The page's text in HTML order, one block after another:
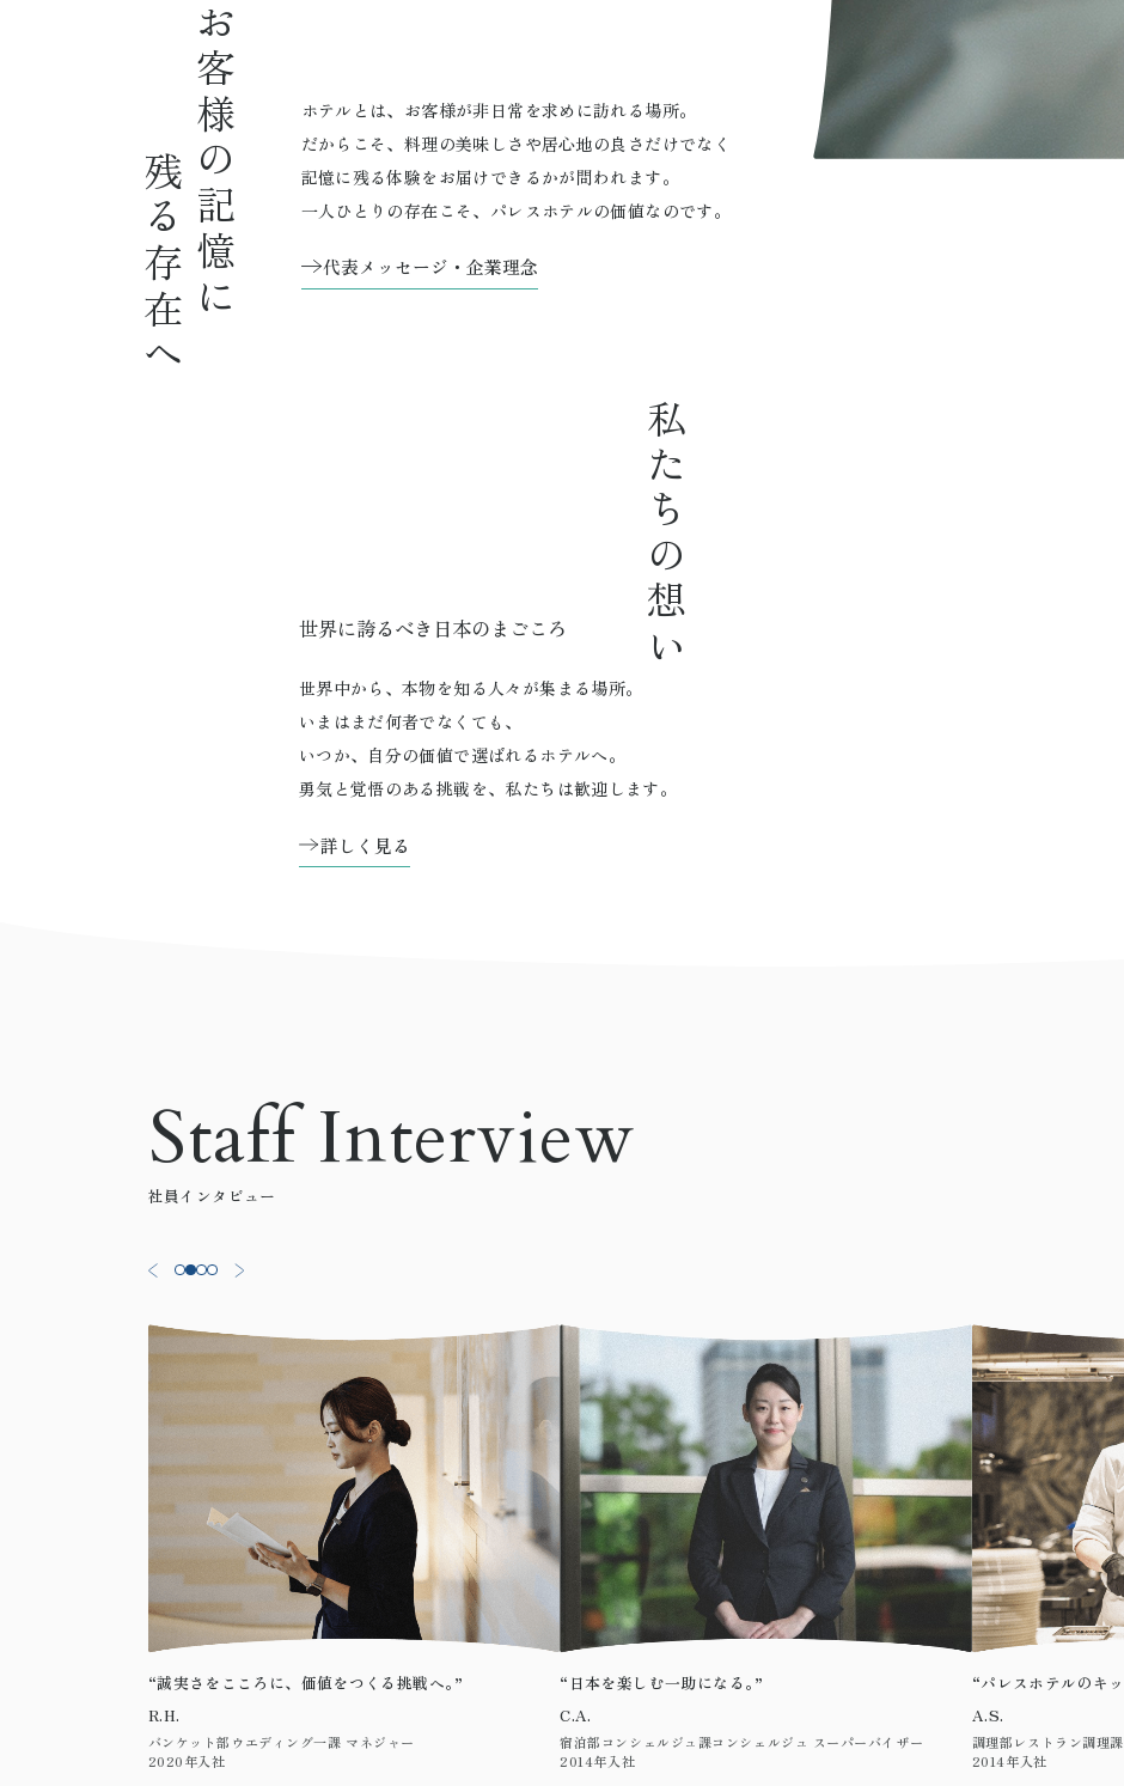
お客様の記憶に
残る存在へ
ホテルとは、お客様が非日常を求めに訪れる場所。
だからこそ、料理の美味しさや居心地の良さだけでなく
記憶に残る体験をお届けできるかが問われます。
一人ひとりの存在こそ、パレスホテルの価値なのです。
代表メッセージ・企業理念
私たちの想い
世界に誇るべき日本のまごころ
世界中から、本物を知る人々が集まる場所。
いまはまだ何者でなくても、
いつか、自分の価値で選ばれるホテルへ。
勇気と覚悟のある挑戦を、私たちは歓迎します。
詳しく見る
Staff Interview
社員インタビュー
“誠実さをこころに、価値をつくる挑戦へ。”
バンケット部ウエディング一課 マネジャー
“日本を楽しむ一助になる。”
宿泊部コンシェルジュ課コンシェルジュ スーパーバイザー
“パレスホテルのキッチンに次世
調理部レストラン調理課グランドキッ